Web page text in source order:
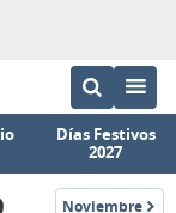
Días Festivos
2027
Noviembre